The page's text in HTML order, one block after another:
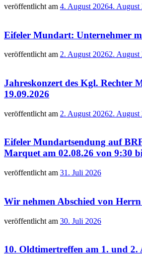
veröffentlicht am 4. August 20264. August
Eifeler Mundart: Unternehmer
veröffentlicht am 2. August 20262. August
Jahreskonzert des Kgl. Rechter
19.09.2026
veröffentlicht am 2. August 20262. August
Eifeler Mundartsendung auf
Marquet am 02.08.26 von 9:30
veröffentlicht am 31. Juli 2026
Wir nehmen Abschied von
veröffentlicht am 30. Juli 2026
10. Oldtimertreffen am 1. und 2.